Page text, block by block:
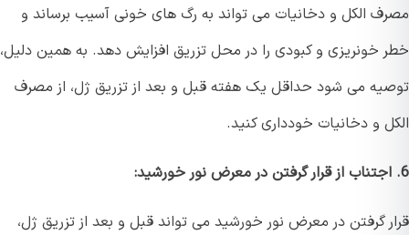
الکل و دخانیات می تواند به رگ های خونی آسیب برساند و
خونریزی و کبودی را در محل تزریق افزایش دهد. به همین دلیل،
می شود حداقل یک هفته قبل و بعد از تزریق ژل، از مصرف
و دخانیات خودداری کنید.
گرفتن در معرض نور خورشید می تواند قبل و بعد از تزریق ژل،